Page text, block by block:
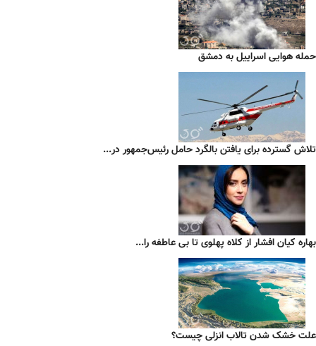
حمله هوایی اسراییل به دمشق
تلاش گسترده برای یافتن بالگرد حامل رئیس‌جمهور در...
بهاره کیان افشار از کلاه پهلوی تا بی عاطفه را...
علت خشک شدن تالاب انزلی چیست؟